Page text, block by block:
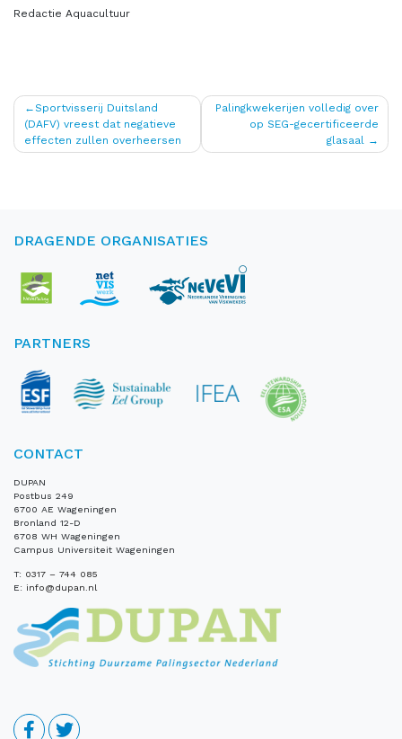
Redactie Aquacultuur
Bericht
navigatie
Sportvisserij Duitsland
(DAFV) vreest dat negatieve
effecten zullen overheersen
Palingkwekerijen volledig over
op SEG-gecertificeerde
glasaal
DRAGENDE ORGANISATIES
PARTNERS
CONTACT
DUPAN
Postbus 249
6700 AE Wageningen
Bronland 12-D
6708 WH Wageningen
Campus Universiteit Wageningen
T: 0317 – 744 085
E: info@dupan.nl